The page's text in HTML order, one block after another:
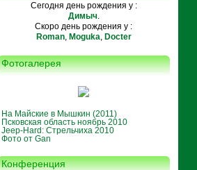
Сегодня день рождения у :
Димыч.
Скоро день рождения у :
Roman, Moguka, Docter
Фотогалерея
На Майские в Мышкин (2011)
Псковская область ноябрь 2010
Jeep-Hard: Стрельчиха 2010
Фото от Gan
Конференция